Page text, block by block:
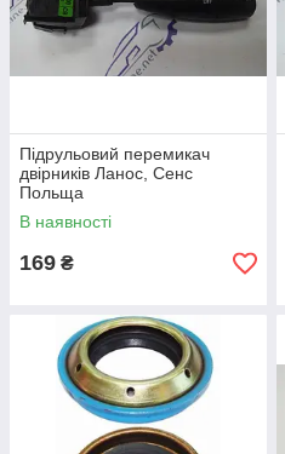
Підрульовий перемикач
двірників Ланос, Сенс
Польща
В наявності
169 ₴